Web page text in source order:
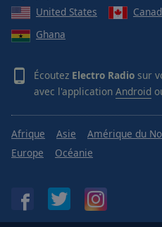
United States
Ghana
Écoutez Electro Radio sur
avec l'application Android
Afrique Asie Amérique du
Europe
Océanie